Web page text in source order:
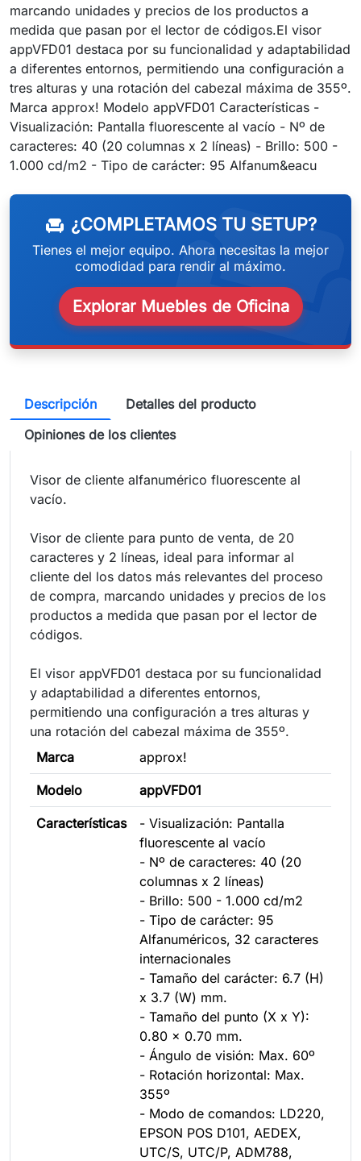
marcando unidades y precios de los productos a
medida que pasan por el lector de códigos.El visor
appVFD01 destaca por su funcionalidad y adaptabilidad
a diferentes entornos, permitiendo una configuración a
tres alturas y una rotación del cabezal máxima de 355º.
Marca approx! Modelo appVFD01 Características -
Visualización: Pantalla fluorescente al vacío - Nº de
caracteres: 40 (20 columnas x 2 líneas) - Brillo: 500 -
1.000 cd/m2 - Tipo de carácter: 95 Alfanum&eacu
chair ¿COMPLETAMOS TU SETUP?
Tienes el mejor equipo. Ahora necesitas la mejor
comodidad para rendir al máximo.
Explorar Muebles de Oficina
Descripción
Detalles del producto
Opiniones de los clientes
Visor de cliente alfanumérico fluorescente al
vacío.
Visor de cliente para punto de venta, de 20
caracteres y 2 líneas, ideal para informar al
cliente del los datos más relevantes del proceso
de compra, marcando unidades y precios de los
productos a medida que pasan por el lector de
códigos.
El visor appVFD01 destaca por su funcionalidad
y adaptabilidad a diferentes entornos,
permitiendo una configuración a tres alturas y
una rotación del cabezal máxima de 355º.
Marca
approx!
Modelo appVFD01
Características
- Visualización: Pantalla
fluorescente al vacío
- Nº de caracteres: 40 (20
columnas x 2 líneas)
- Brillo: 500 - 1.000 cd/m2
- Tipo de carácter: 95
Alfanuméricos, 32 caracteres
internacionales
- Tamaño del carácter: 6.7 (H)
x 3.7 (W) mm.
- Tamaño del punto (X x Y):
0.80 x 0.70 mm.
- Ángulo de visión: Max. 60º
- Rotación horizontal: Max.
355º
- Modo de comandos: LD220,
EPSON POS D101, AEDEX,
UTC/S, UTC/P, ADM788,